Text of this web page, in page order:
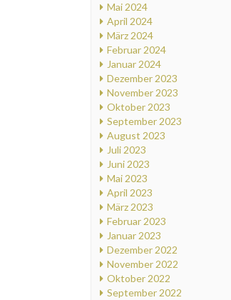
Mai 2024
April 2024
März 2024
Februar 2024
Januar 2024
Dezember 2023
November 2023
Oktober 2023
September 2023
August 2023
Juli 2023
Juni 2023
Mai 2023
April 2023
März 2023
Februar 2023
Januar 2023
Dezember 2022
November 2022
Oktober 2022
September 2022